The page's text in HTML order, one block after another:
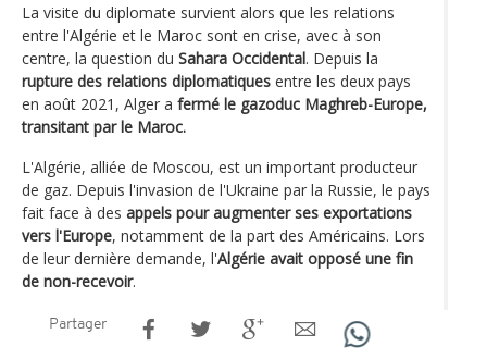
La visite du diplomate survient alors que les relations
entre l'Algérie et le Maroc sont en crise, avec à son
centre, la question du Sahara Occidental. Depuis la
rupture des relations diplomatiques entre les deux pays
en août 2021, Alger a fermé le gazoduc Maghreb-Europe,
transitant par le Maroc.
L'Algérie, alliée de Moscou, est un important producteur
de gaz. Depuis l'invasion de l'Ukraine par la Russie, le pays
fait face à des appels pour augmenter ses exportations
vers l'Europe, notamment de la part des Américains. Lors
de leur dernière demande, l'Algérie avait opposé une fin
de non-recevoir.
Partager